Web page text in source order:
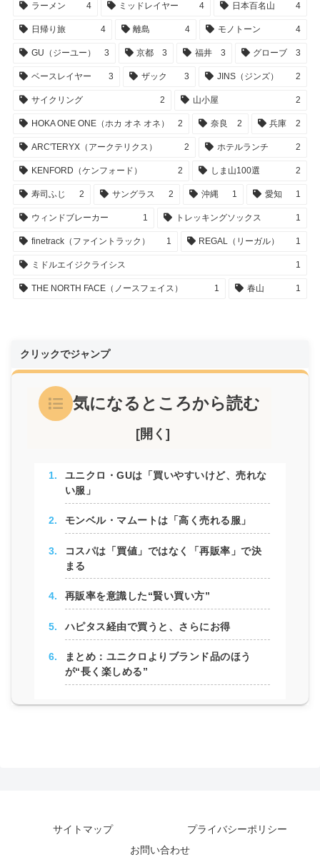
ラーメン 4 ミッドレイヤー 4 日本百名山 4
日帰り旅 4 離島 4 モノトーン 4
GU（ジーユー） 3 京都 3 福井 3 グローブ 3
ベースレイヤー 3 ザック 3 JINS（ジンズ） 2
サイクリング 2 山小屋 2
HOKA ONE ONE（ホカ オネ オネ） 2 奈良 2 兵庫 2
ARC'TERYX（アークテリクス） 2 ホテルランチ 2
KENFORD（ケンフォード） 2 しま山100選 2
寿司ふじ 2 サングラス 2 沖縄 1 愛知 1
ウィンドブレーカー 1 トレッキングソックス 1
finetrack（ファイントラック） 1 REGAL（リーガル） 1
ミドルエイジクライシス 1
THE NORTH FACE（ノースフェイス） 1 春山 1
クリックでジャンプ
気になるところから読む
ユニクロ・GUは「買いやすいけど、売れな
い服」
モンベル・マムートは「高く売れる服」
コスパは「買値」ではなく「再販率」で決
まる
再販率を意識した“賢い買い方”
ハピタス経由で買うと、さらにお得
まとめ：ユニクロよりブランド品のほう
が“長く楽しめる”
サイトマップ
プライバシーポリシー
お問い合わせ